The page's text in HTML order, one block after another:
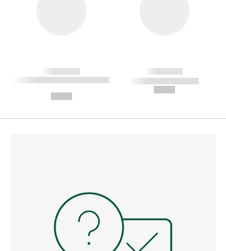
------------
----------- ----------- --------
------------
----------- -----------